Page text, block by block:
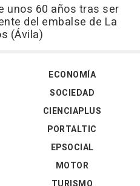
unos 60 años tras ser
del embalse de La
(Ávila)
ECONOMÍA
SOCIEDAD
CIENCIAPLUS
PORTALTIC
EPSOCIAL
MOTOR